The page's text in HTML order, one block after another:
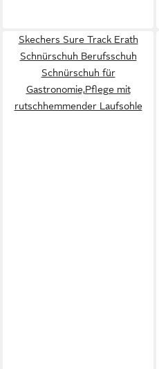
Skechers Sure Track Erath
Schnürschuh Berufsschuh
Schnürschuh für
Gastronomie,Pflege mit
rutschhemmender Laufsohle